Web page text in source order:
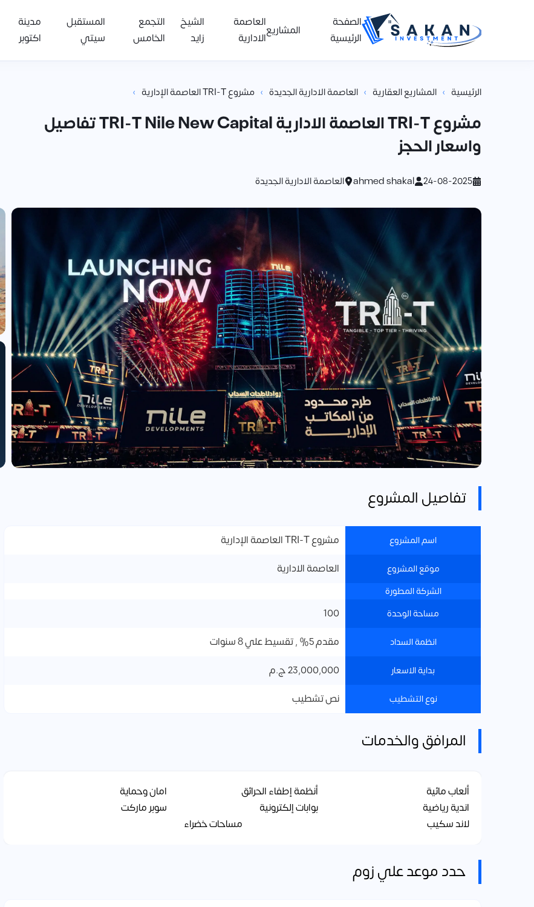
الصفحة
الرئيسية
المشاريع
العاصمة
الادارية
الشيخ
زايد
التجمع
الخامس
المستقبل
سيتي
مدينة
اكتوبر
الرئيسية › المشاريع العقارية › العاصمة الادارية الجديدة › مشروع TRI-T العاصمة الإدارية ›
مشروع TRI-T العاصمة الادارية TRI-T Nile New Capital تفاصيل
واسعار الحجز
24-08-2025
ahmed shakal العاصمة الادارية الجديدة
تفاصيل المشروع
اسم المشروع مشروع TRI-T العاصمة الإدارية
موقع المشروع العاصمة الادارية
الشركة المطورة
مساحة الوحدة
100
انظمة السداد مقدم 5% , تقسيط علي 8 سنوات
بداية الاسعار 23,000,000 ج.م
نوع التشطيب نص تشطيب
المرافق والخدمات
ألعاب مائية أنظمة إطفاء الحرائق
امان وحماية
اندية رياضية
بوابات إلكترونية
سوبر ماركت
لاند سكيب
مساحات خضراء
حدد موعد علي زوم